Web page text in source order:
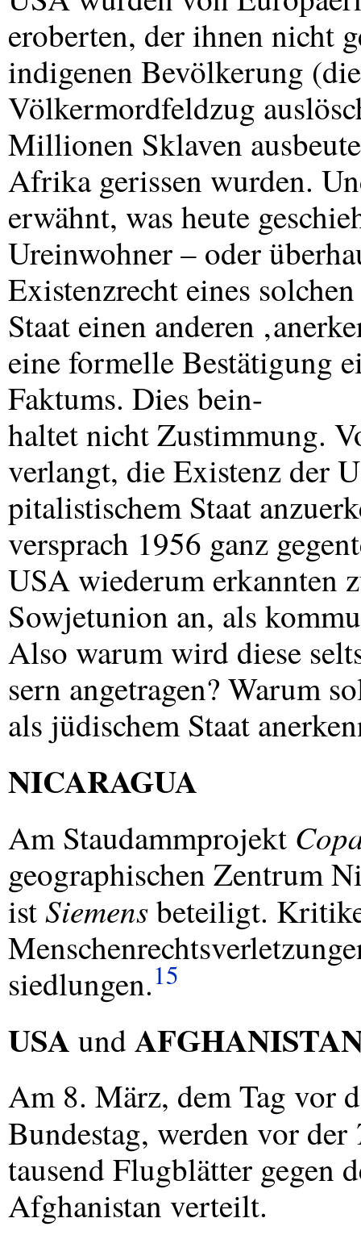
eroberten, der ihnen nicht
indigenen Bevölkerung
Völkermordfeldzug
Millionen Sklaven
Afrika gerissen wurden.
erwähnt, was heute
Ureinwohner – oder
Existenzrecht eines
Staat einen anderen
eine formelle Bestätigung
Faktums. Dies bein-
haltet nicht Zustimmung.
verlangt, die Existenz der
pitalistischem Staat
versprach 1956 ganz
USAwiederum erkannten
Sowjetunion an, als
Also warum wird diese
sern angetragen? Warum
als jüdischem Staat
NICARAGUA
Am Staudammprojekt
geographischen Zentrum
istSiemensbeteiligt.
siedlungen.15
USA und
Am 8. März, dem Tag vor
Bundestag, werden vor der
tausend Flugblätter gegen
Afghanistan verteilt.